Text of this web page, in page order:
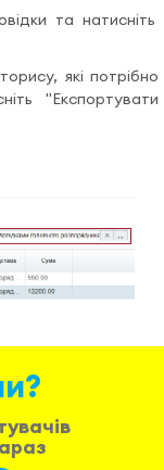
та натисніть
які потрібно
"Експортувати